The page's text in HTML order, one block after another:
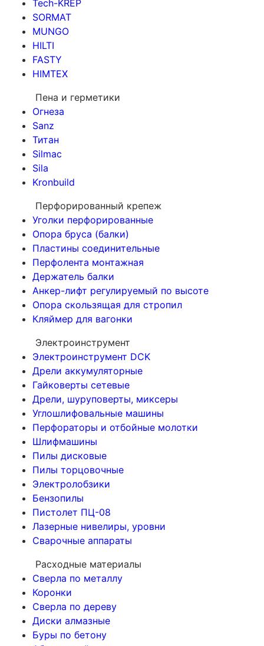
Tech-KREP
SORMAT
MUNGO
HILTI
FASTY
HIMTEX
Пена и герметики
Огнеза
Sanz
Титан
Silmac
Sila
Kronbuild
Перфорированный крепеж
Уголки перфорированные
Опора бруса (балки)
Пластины соединительные
Перфолента монтажная
Держатель балки
Анкер-лифт регулируемый по высоте
Опора скользящая для стропил
Кляймер для вагонки
Электроинструмент
Электроинструмент DCK
Дрели аккумуляторные
Гайковерты сетевые
Дрели, шуруповерты, миксеры
Углошлифовальные машины
Перфораторы и отбойные молотки
Шлифмашины
Пилы дисковые
Пилы торцовочные
Электролобзики
Бензопилы
Пистолет ПЦ-08
Лазерные нивелиры, уровни
Сварочные аппараты
Расходные материалы
Сверла по металлу
Коронки
Сверла по дереву
Диски алмазные
Буры по бетону